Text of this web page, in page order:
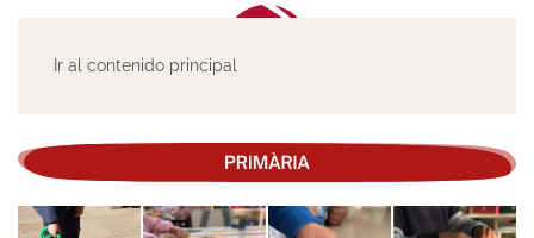
Ir al contenido principal